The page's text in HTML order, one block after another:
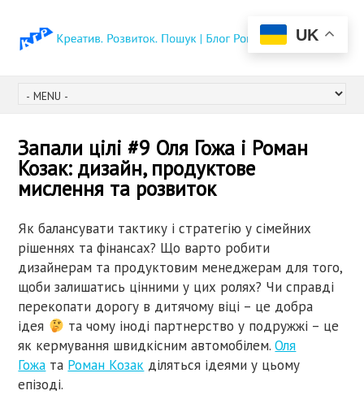
Запали цілі #9 Оля Гожа і Роман
Козак: дизайн, продуктове
мислення та розвиток
Як балансувати тактику і стратегію у сімейних
рішеннях та фінансах? Що варто робити
дизайнерам та продуктовим менеджерам для того,
щоби залишатись цінними у цих ролях? Чи справді
перекопати дорогу в дитячому віці – це добра
ідея
та чому іноді партнерство у подружжі – це
як кермування швидкісним автомобілем.Оля
Гожа та Роман Козак діляться ідеями у цьому
епізоді.
UK